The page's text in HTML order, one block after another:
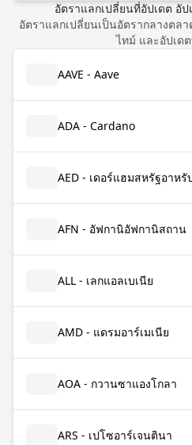
อัตราแลกเปลี่ยนที่อัปเดต อัป
อัตราแลกเปลี่ยนเป็นอัตรากลางตล
ไทม์ และอัปเด
AAVE - Aave
ADA - Cardano
AED - เดอร์แฮมสหรัฐอาหรั
AFN - อัฟกานิอัฟกานิสถาน
ALL - เลกแอลเบเนีย
AMD - แดรมอาร์เมเนีย
AOA - กวานซาแองโกลา
ARS - เปโซอาร์เจนตินา